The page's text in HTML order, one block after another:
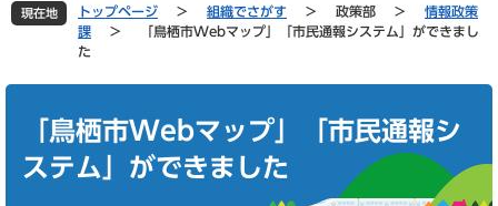
文
現在地 トップページ > 組織でさがす > 政策部 >
情報政策
課
>
「鳥栖市Webマップ」「市民通報システム」ができまし
た
「鳥栖市Webマップ」「市民通報シ
ステム」ができました